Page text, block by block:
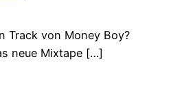
Track von Money Boy?
neue Mixtape […]